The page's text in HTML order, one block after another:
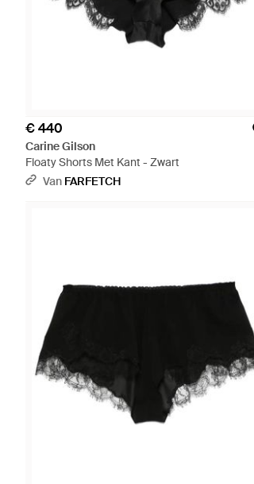
€ 440
Carine Gilson
Floaty Shorts Met Kant - Zwart
Van FARFETCH